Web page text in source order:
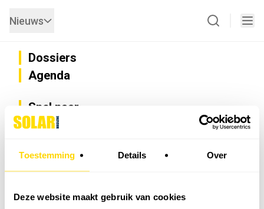
Toestemming Details Over
Deze website maakt gebruik van cookies
Nieuws
Dossiers
Agenda
Snel naar
Privacy
Nieuwsbrief
Vacatures